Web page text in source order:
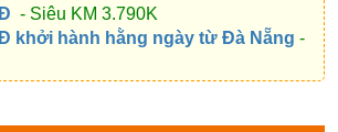
- Siêu KM 3.790K
khởi hành hằng ngày từ Đà Nẵng -